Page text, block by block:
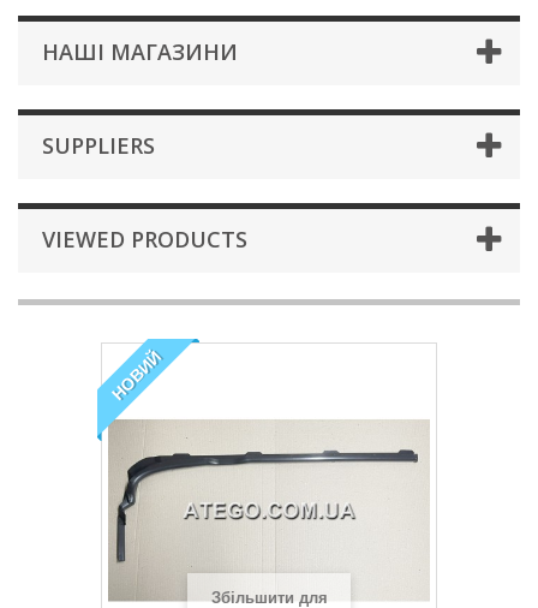
НАШІ МАГАЗИНИ
SUPPLIERS
VIEWED PRODUCTS
НОВИЙ
Збільшити для